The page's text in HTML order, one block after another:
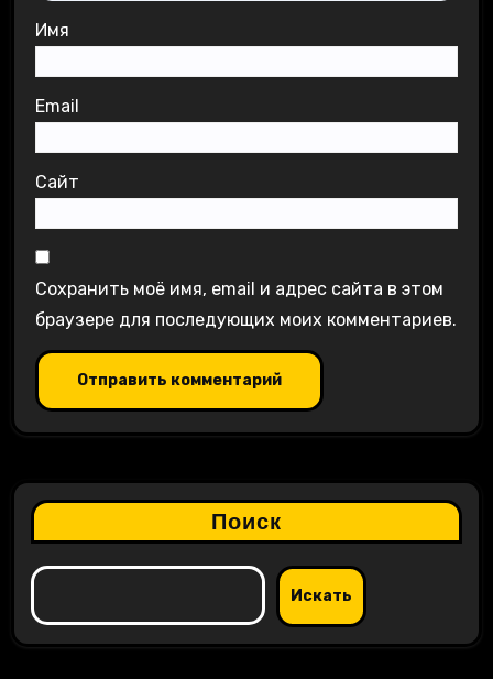
Имя
Email
Сайт
Сохранить моё имя, email и адрес сайта в этом
браузере для последующих моих комментариев.
Поиск
Искать